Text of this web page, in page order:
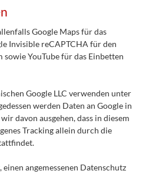
Google Maps für das
Invisible reCAPTCHA für den
sowie YouTube für das Einbetten
Google LLC verwenden unter
werden Daten an Google in
davon ausgehen, dass in diesem
Tracking allein durch die
angemessenen Datenschutz